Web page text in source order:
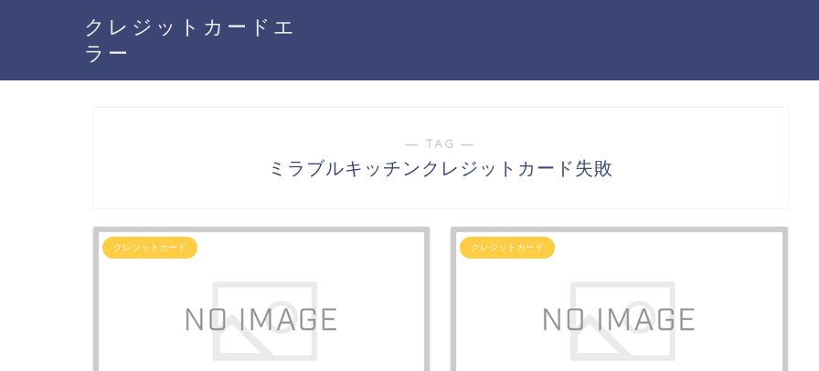
クレジットカードエ
ラー
― TAG ―
ミラブルキッチンクレジットカード失敗
クレジットカード クレジットカード